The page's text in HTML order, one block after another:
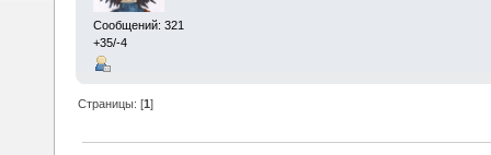
Сообщений: 321
+35/-4
Страницы: [1]